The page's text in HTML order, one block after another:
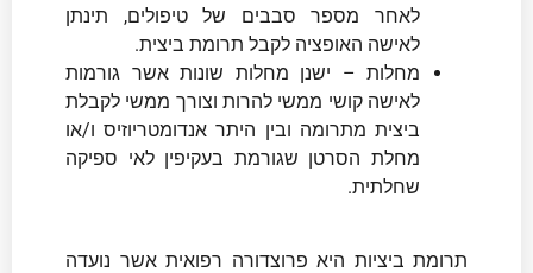
לאחר מספר סבבים של טיפולים, תינתן
לאישה האופציה לקבל תרומת ביצית.
מחלות – ישנן מחלות שונות אשר גורמות
לאישה קושי ממשי להרות וצורך ממשי לקבלת
ביצית מתרומה ובין היתר אנדומטריוזיס ו/או
מחלת הסרטן שגורמת בעקיפין לאי ספיקה
שחלתית.
תרומת ביציות היא פרוצדורה רפואית אשר נועדה